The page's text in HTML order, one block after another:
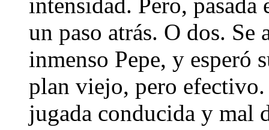
un paso atrás. O dos.
inmenso Pepe, y esperó
plan viejo, pero
jugada conducida y mal